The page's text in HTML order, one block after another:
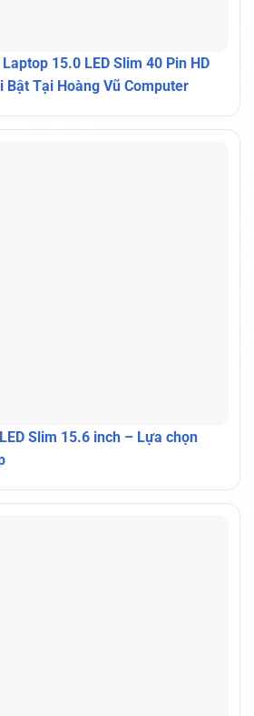
15.0 LED Slim 40 Pin HD
Bật Tại Hoàng Vũ Computer
Slim 15.6 inch – Lựa chọn